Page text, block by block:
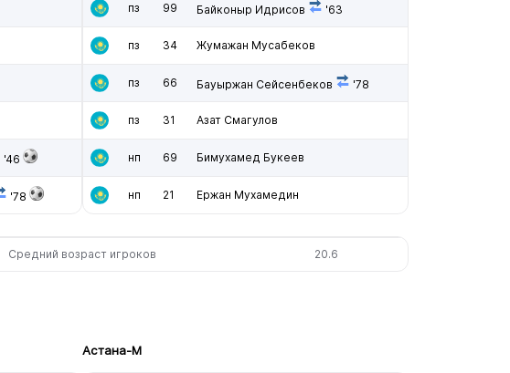
'46
'78
пз 99 Байконыр Идрисов '63
пз 34 Жумажан Мусабеков
пз 66 Бауыржан Сейсенбеков '78
пз 31 Азат Смагулов
нп 69 Бимухамед Букеев
нп 21 Ержан Мухамедин
Средний возраст игроков 20.6
Астана-М